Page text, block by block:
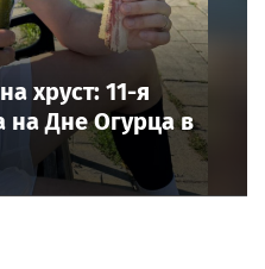
хруст: 11-я
на Дне Огурца в